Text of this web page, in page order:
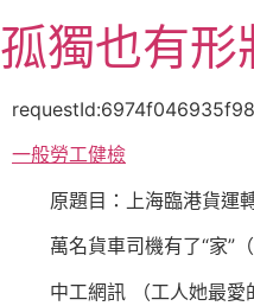
至
主
容
孤獨也有形
一般勞工健檢
原題目：上海臨港貨運
萬名貨車司機有了“家”（
中工網訊 （工人她最